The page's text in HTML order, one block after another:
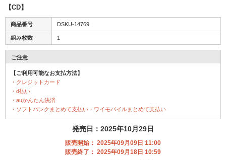
【CD】
商品番号 DSKU-14769
組み枚数 1
ご注意
【ご利用可能なお支払方法】
・クレジットカード
・d払い
・auかんたん決済
・ソフトバンクまとめて支払い・ワイモバイルまとめて支払い
発売日：2025年10月29日
販売開始： 2025年09月09日 11:00
販売終了： 2025年09月18日 10:59